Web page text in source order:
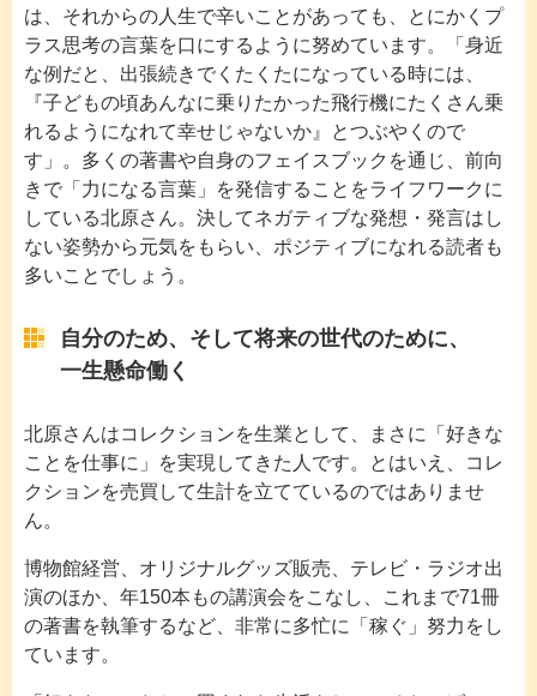
は、それからの人生で辛いことがあっても、とにかくプ
ラス思考の言葉を口にするように努めています。「身近
な例だと、出張続きでくたくたになっている時には、
『子どもの頃あんなに乗りたかった飛行機にたくさん乗
れるようになれて幸せじゃないか』とつぶやくので
す」。多くの著書や自身のフェイスブックを通じ、前向
きで「力になる言葉」を発信することをライフワークに
している北原さん。決してネガティブな発想・発言はし
ない姿勢から元気をもらい、ポジティブになれる読者も
多いことでしょう。
自分のため、そして将来の世代のために、
一生懸命働く
北原さんはコレクションを生業として、まさに「好きな
ことを仕事に」を実現してきた人です。とはいえ、コレ
クションを売買して生計を立てているのではありませ
ん。
博物館経営、オリジナルグッズ販売、テレビ・ラジオ出
演のほか、年150本もの講演会をこなし、これまで71冊
の著書を執筆するなど、非常に多忙に「稼ぐ」努力をし
ています。